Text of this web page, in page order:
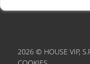
2026 © HOUSE VIP,